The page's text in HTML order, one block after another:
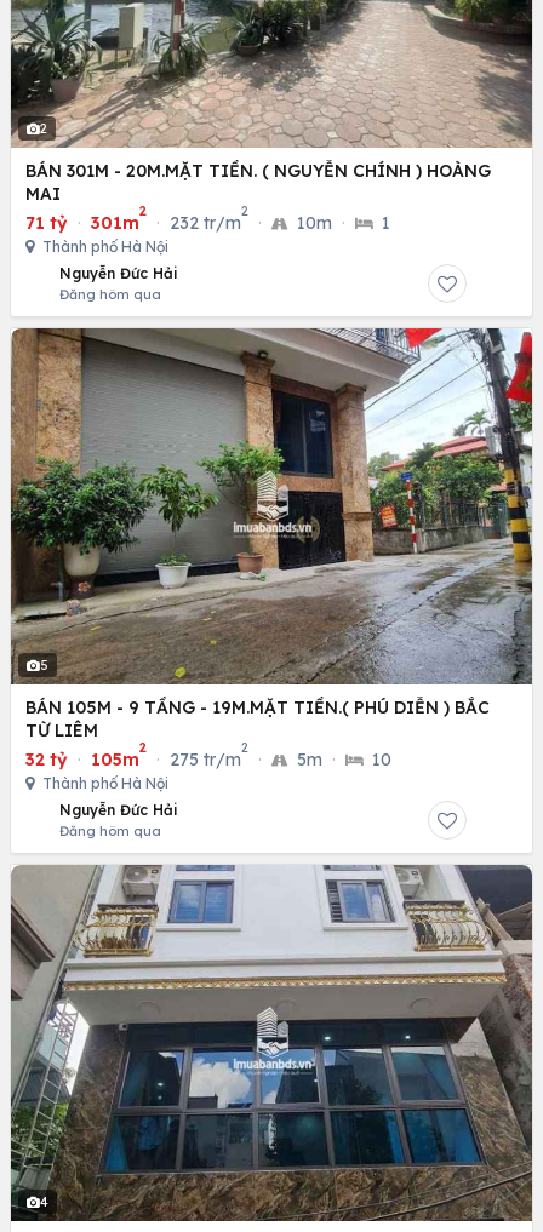
2
BÁN 301M - 20M.MẶT TIỀN. ( NGUYỄN CHÍNH ) HOÀNG
MAI
71 tỷ · 301m
2
· 232 tr/m
2
· 10m · 1
Thành phố Hà Nội
Nguyễn Đức Hải
Đăng hôm qua
5
BÁN 105M - 9 TẦNG - 19M.MẶT TIỀN.( PHÚ DIỄN ) BẮC
TỪ LIÊM
32 tỷ · 105m
2
· 275 tr/m
2
· 5m · 10
Thành phố Hà Nội
Nguyễn Đức Hải
Đăng hôm qua
4